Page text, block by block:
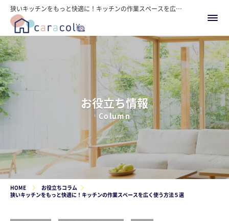
狭いキッチンをもっと快適に！キッチンの作業スペースを広く使う方法５選
お役立ち情報
Column
HOME
お役立ちコラム
狭いキッチンをもっと快適に！キッチンの作業スペースを広く使う方法５選